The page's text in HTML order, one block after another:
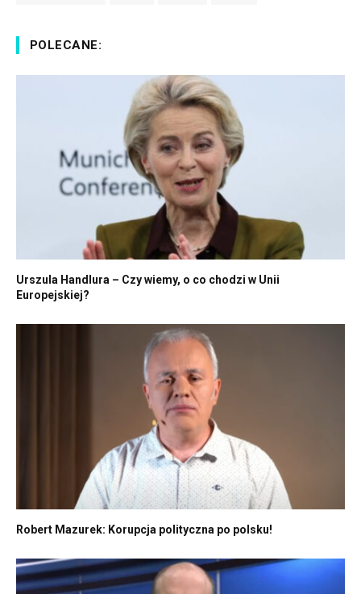
POLECANE:
Urszula Handlura – Czy wiemy, o co chodzi w Unii
Europejskiej?
Robert Mazurek: Korupcja polityczna po polsku!